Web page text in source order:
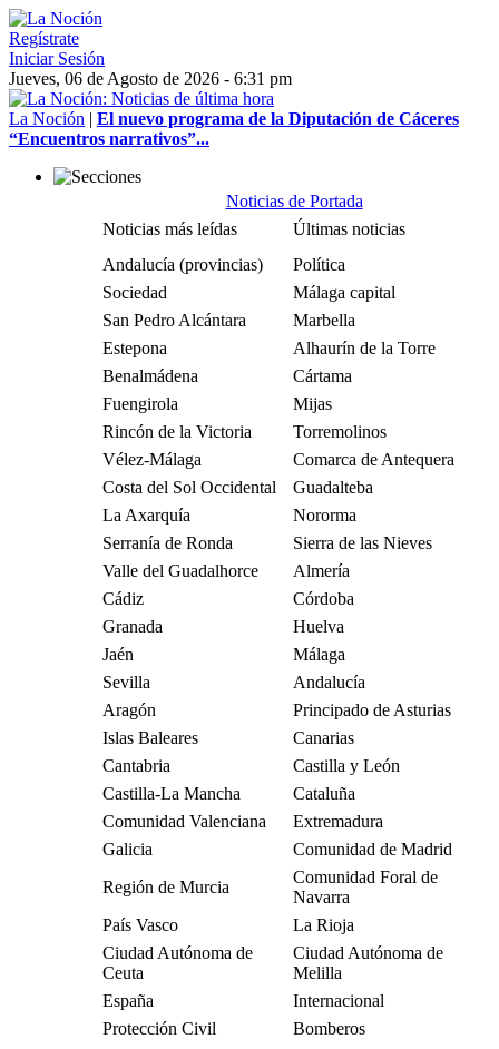
Regístrate
Iniciar Sesión
Jueves, 06 de Agosto de 2026 - 6:31 pm
La Noción | El nuevo programa de la Diputación de Cáceres
“Encuentros narrativos”...
Noticias de Portada
Noticias más leídas
Últimas noticias
Andalucía (provincias)
Política
Sociedad
Málaga capital
San Pedro Alcántara
Marbella
Estepona
Alhaurín de la Torre
Benalmádena
Cártama
Fuengirola
Mijas
Rincón de la Victoria
Torremolinos
Vélez-Málaga
Comarca de Antequera
Costa del Sol Occidental
Guadalteba
La Axarquía
Nororma
Serranía de Ronda
Sierra de las Nieves
Valle del Guadalhorce
Almería
Cádiz
Córdoba
Granada
Huelva
Jaén
Málaga
Sevilla
Andalucía
Aragón
Principado de Asturias
Islas Baleares
Canarias
Cantabria
Castilla y León
Castilla-La Mancha
Cataluña
Comunidad Valenciana
Extremadura
Galicia
Comunidad de Madrid
Región de Murcia
Comunidad Foral de
Navarra
País Vasco
La Rioja
Ciudad Autónoma de
Ceuta
Ciudad Autónoma de
Melilla
España
Internacional
Protección Civil
Bomberos